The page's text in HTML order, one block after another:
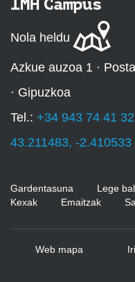
IMH Campus
Nola heldu
Azkue auzoa 1 ·
· Gipuzkoa
Tel.: +34 943 74 41 32
43.211483, -2.410533
Gardentasuna Lege
Kexak
Emaitzak
Web mapa